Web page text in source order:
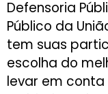
Defensoria
Público da
tem suas
escolha do
levar em conta